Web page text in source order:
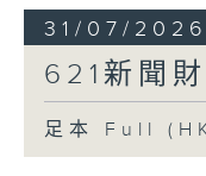
31/07/2026
621新聞
足本 Full